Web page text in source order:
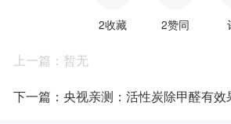
2收藏 2赞同
上一篇：暂无
下一篇：央视亲测：活性炭除甲醛有效